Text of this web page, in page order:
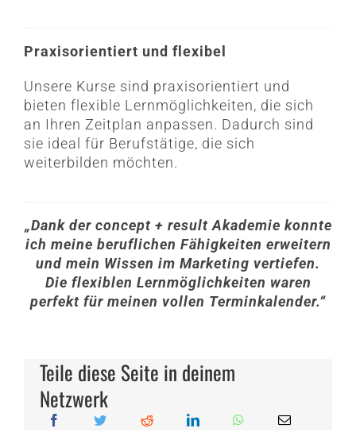
Praxisorientiert und flexibel
Unsere Kurse sind praxisorientiert und
bieten flexible Lernmöglichkeiten, die sich
an Ihren Zeitplan anpassen. Dadurch sind
sie ideal für Berufstätige, die sich
weiterbilden möchten.
„Dank der concept + result Akademie konnte
ich meine beruflichen Fähigkeiten erweitern
und mein Wissen im Marketing vertiefen.
Die flexiblen Lernmöglichkeiten waren
perfekt für meinen vollen Terminkalender.“
Teile diese Seite in deinem
Netzwerk